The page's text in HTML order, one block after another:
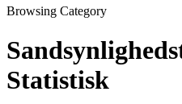
Browsing Category
Statistisk